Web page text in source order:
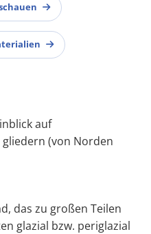
auf
(von Norden
das zu großen Teilen
glazial bzw. periglazial